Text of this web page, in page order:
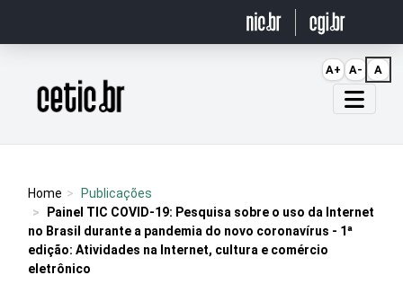
Página inicial
Home
Publicações
Painel TIC COVID-19: Pesquisa sobre o uso da Internet
no Brasil durante a pandemia do novo coronavírus - 1ª
edição: Atividades na Internet, cultura e comércio
eletrônico
A+ A- A